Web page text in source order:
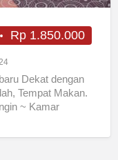
Rp 1.850.000
Dekat dengan
Tempat Makan.
~ Kamar